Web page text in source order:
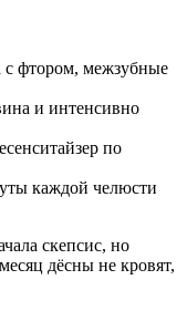
с фтором, межзубные
и интенсивно
по
каждой челюсти
скепсис, но
дёсны не кровят,